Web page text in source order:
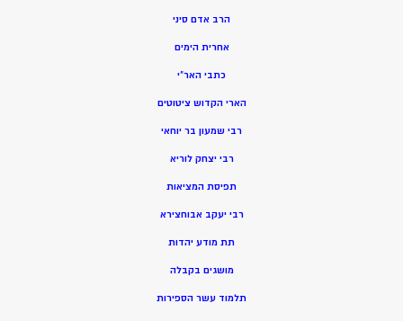
הרב אדם סיני
אחרית הימים
כתבי האר”י
הארי הקדוש ציטוטים
רבי שמעון בר יוחאי
רבי יצחק לוריא
תפיסת המציאות
רבי יעקב אבוחצירא
תת מודע יהדות
מושגים בקבלה
תלמוד עשר הספירות